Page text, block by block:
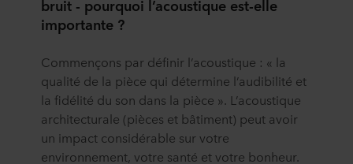
bruit - pourquoi l’acoustique est-elle
importante ?
Commençons par définir l’acoustique : « la
qualité de la pièce qui détermine l’audibilité et
la fidélité du son dans la pièce ». L’acoustique
architecturale (pièces et bâtiment) peut avoir
un impact considérable sur votre
environnement, votre santé et votre bonheur.